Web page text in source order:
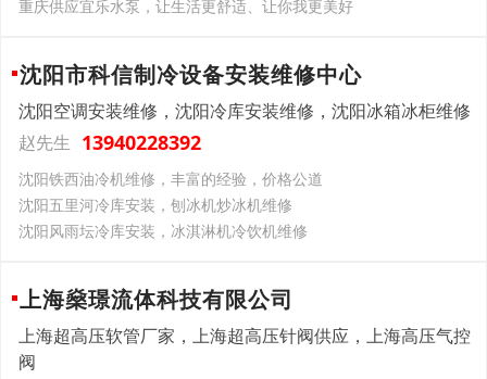
重庆供应宜乐水泵，让生活更舒适、让你我更美好
沈阳市科信制冷设备安装维修中心
沈阳空调安装维修，沈阳冷库安装维修，沈阳冰箱冰柜维修
赵先生 13940228392
沈阳铁西油冷机维修，丰富的经验，价格公道
沈阳五里河冷库安装，刨冰机炒冰机维修
沈阳风雨坛冷库安装，冰淇淋机冷饮机维修
上海燊璟流体科技有限公司
上海超高压软管厂家，上海超高压针阀供应，上海高压气控
阀